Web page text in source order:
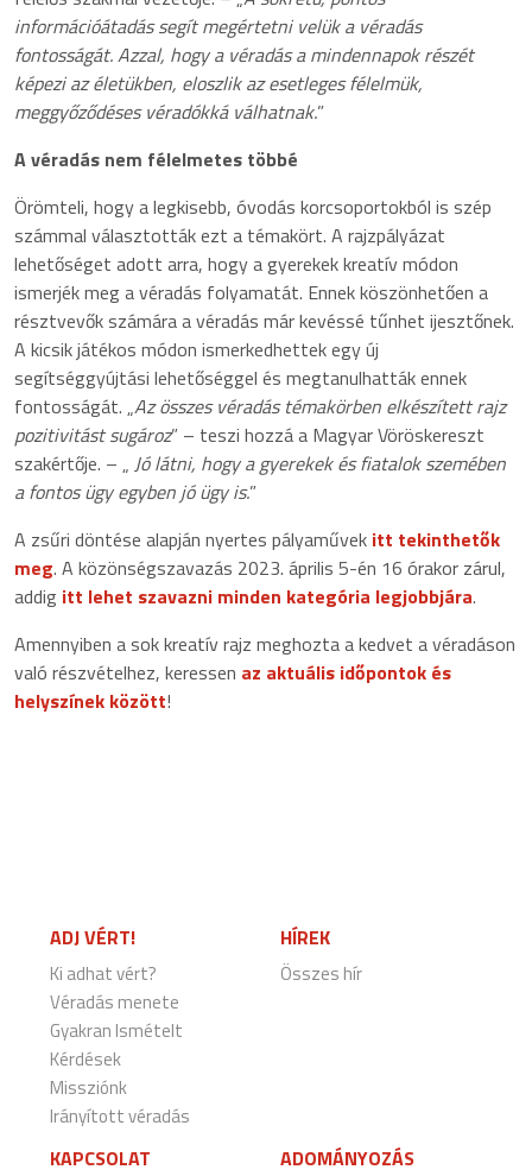
információátadás segít megértetni velük a véradás
fontosságát. Azzal, hogy a véradás a mindennapok részét
képezi az életükben, eloszlik az esetleges félelmük,
meggyőződéses véradókká válhatnak.”
A véradás nem félelmetes többé
Örömteli, hogy a legkisebb, óvodás korcsoportokból is szép
számmal választották ezt a témakört. A rajzpályázat
lehetőséget adott arra, hogy a gyerekek kreatív módon
ismerjék meg a véradás folyamatát. Ennek köszönhetően a
résztvevők számára a véradás már kevéssé tűnhet ijesztőnek.
A kicsik játékos módon ismerkedhettek egy új
segítséggyújtási lehetőséggel és megtanulhatták ennek
fontosságát. „Az összes véradás témakörben elkészített rajz
pozitivitást sugároz” – teszi hozzá a Magyar Vöröskereszt
szakértője. – „ Jó látni, hogy a gyerekek és fiatalok szemében
a fontos ügy egyben jó ügy is.”
A zsűri döntése alapján nyertes pályaművek itt tekinthetők
meg. A közönségszavazás 2023. április 5-én 16 órakor zárul,
addig itt lehet szavazni minden kategória legjobbjára.
Amennyiben a sok kreatív rajz meghozta a kedvet a véradáson
való részvételhez, keressen az aktuális időpontok és
helyszínek között!
ADJ VÉRT!
Ki adhat vért?
Véradás menete
Gyakran Ismételt
Kérdések
Missziónk
Irányított véradás
HÍREK
Összes hír
KAPCSOLAT ADOMÁNYOZÁS